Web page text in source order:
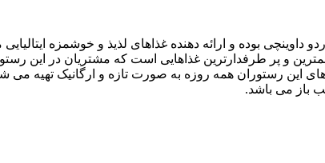
بوده و ارائه دهنده غذاهای لذیذ و خوشمزه
و پر طرفدارترین غذاهایی است که مشتریان در این
این رستوران همه روزه به صورت تازه و ارگانیک تهیه می